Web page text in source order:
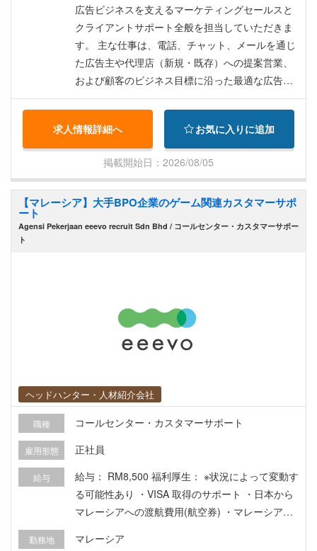
加入 AIA insurance ※外来規定（入院については別
途保険がございます） ・一回診療の保証上限額R
M300 ・個人負担額一律RM25 (オンライン診療の
場合RM0) ・一年間の最大保証額RM2,000
広告ビジネスを支えるマーケティングセールスと
クライアントサポート全般を担当していただきま
す。 主な仕事は、電話、チャット、メールを通じ
た広告主や代理店（新規・既存）への提案営業、
および顧客のビジネス目標に沿った最適な広告ソ
リューションの提案です。市場トレンドやデータ
を分析して課題解決を行い、担当する中小企業ク
ライアントのポートフォリオ管理や売上拡大を目
指します。 これまでのB2B営業経験とデジタルマ
ーケティング（広告運用）の経験（各分野少なく
とも1年以上）を活かし、入社後の充実したトレー
ニングプログラムを通じて、最先端のデジタル広
告分野でキャリアを築ける環境です。これまでの
（新規/既存）への提案営業 ・広告主のビジネス目
標に沿った、最適な広告ソリューションの提案 ・
プロダクトの効果的な導入を通じた、クライアン
理および売上拡大 ・対応可能な範囲でのプリセー
ルスおよびポストセールスサポート ・各種広告プ
・市場トレンドやデータを分析し、課題解決や提
案改善を実施 ・広告主からのフィードバックや自
身の経験をもとにしたプロダクト改善提案 ・広告
プロダクトを活用して成果を上げた広告主の成功
事例の創出/共有 ・各種ツールを活用し、広告主の
ビジネス成功を総合的にサポート
求人情報詳細へ お気に入りに追加
掲載開始日：2026/08/05
【マレーシア】大手BPO企業のゲーム関連カスタマーサポ
ート
Agensi Pekerjaan eeevo recruit Sdn Bhd / コールセンター・カスタマーサポー
ト
ヘッドハンター・人材紹介会社
職種 コールセンター・カスタマーサポート
雇用形態 正社員
給与
給与： RM8,500 福利厚生： ※状況によって変動す
る可能性あり ・VISA 取得のサポート ・日本から
マレーシアへの渡航費用(航空券) ・マレーシア到
・Medical Leave (病気休暇) 8日 ・AV Leave(有給
勤務地 マレーシア